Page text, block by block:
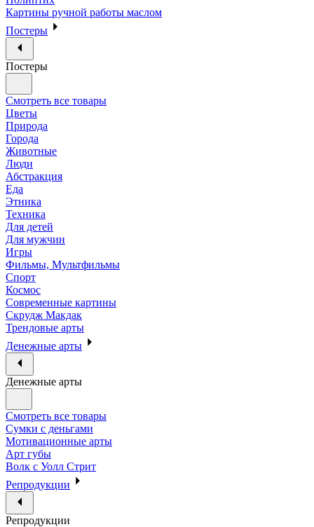
Картины ручной работы маслом
Постеры
Постеры
Смотреть все товары
Цветы
Природа
Города
Животные
Люди
Абстракция
Еда
Этника
Техника
Для детей
Для мужчин
Игры
Фильмы, Мультфильмы
Спорт
Космос
Современные картины
Скрудж Макдак
Трендовые арты
Денежные арты
Денежные арты
Смотреть все товары
Сумки с деньгами
Мотивационные арты
Арт губы
Волк с Уолл Стрит
Репродукции
Репродукции